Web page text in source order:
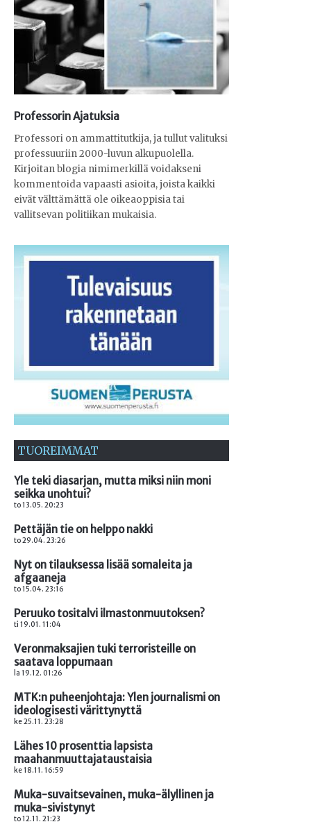
Professorin Ajatuksia
Professori on ammattitutkija, ja tullut valituksi
professuuriin 2000-luvun alkupuolella.
Kirjoitan blogia nimimerkillä voidakseni
kommentoida vapaasti asioita, joista kaikki
eivät välttämättä ole oikeaoppisia tai
vallitsevan politiikan mukaisia.
TUOREIMMAT
Yle teki diasarjan, mutta miksi niin moni
seikka unohtui?
to 13.05. 20:23
Pettäjän tie on helppo nakki
to 29.04. 23:26
Nyt on tilauksessa lisää somaleita ja
afgaaneja
to 15.04. 23:16
Peruuko tositalvi ilmastonmuutoksen?
ti 19.01. 11:04
Veronmaksajien tuki terroristeille on
saatava loppumaan
la 19.12. 01:26
MTK:n puheenjohtaja: Ylen journalismi on
ideologisesti värittynyttä
ke 25.11. 23:28
Lähes 10 prosenttia lapsista
maahanmuuttajataustaisia
ke 18.11. 16:59
Muka-suvaitsevainen, muka-älyllinen ja
muka-sivistynyt
to 12.11. 21:23